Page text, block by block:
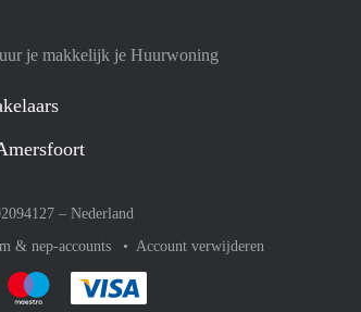
je makkelijk je Huurwoning
– Nederland
& nep-accounts Account verwijderen
af met Paypal
rekent gemakkelijk af met Mastercard
Je rekent gemakkelijk af met Meastro